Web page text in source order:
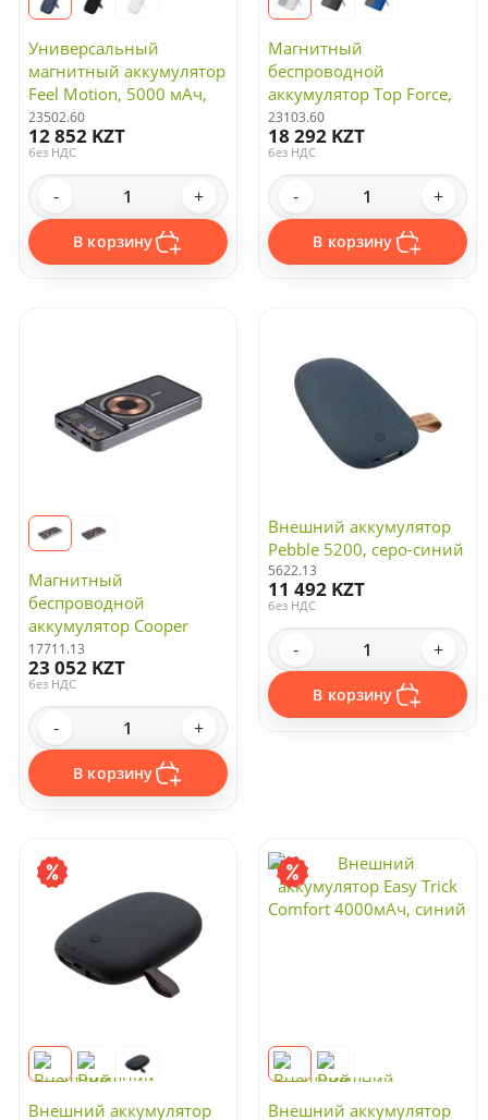
Универсальный
магнитный аккумулятор
Feel Motion, 5000 мАч,
белый
23502.60
12 852 KZT
без НДС
- +
В корзину
Магнитный
беспроводной
аккумулятор Top Force,
10 000 мАч, белый
23103.60
18 292 KZT
без НДС
- +
В корзину
Магнитный
беспроводной
аккумулятор Cooper
Prime 10000 мАч, темно-
серый
17711.13
23 052 KZT
без НДС
- +
В корзину
Внешний аккумулятор
Pebble 5200, серо-синий
5622.13
11 492 KZT
без НДС
- +
В корзину
Внешний аккумулятор Внешний аккумулятор